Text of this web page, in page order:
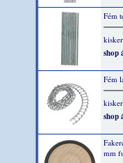
Fém
shop
Fém
shop
mm